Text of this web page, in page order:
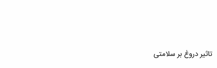
تاثیر دروغ بر سلامتی